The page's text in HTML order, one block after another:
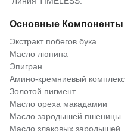
Основные Компоненты
Экстракт побегов бука
Масло люпина
Эпигран
Амино-кремниевый комплекс
Золотой пигмент
Масло ореха макадамии
Масло зародышей пшеницы
Масло злаковых зародышей